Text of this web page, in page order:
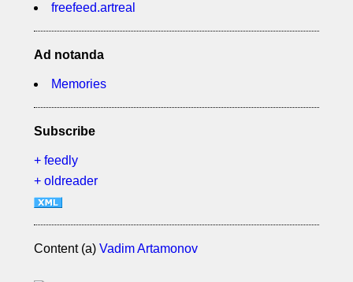
freefeed.artreal
Ad notanda
Memories
Subscribe
+ feedly
+ oldreader
Content (a) Vadim Artamonov